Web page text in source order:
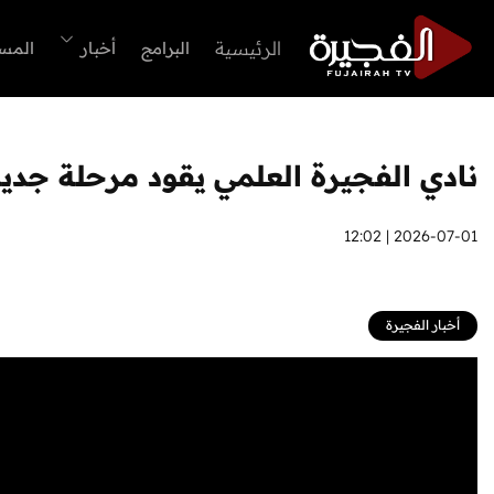
الرئيسية البرامج أخبار
نادي الفجيرة العلمي يقود مرحلة
2026-07-01 | 12:02
أخبار الفجيرة